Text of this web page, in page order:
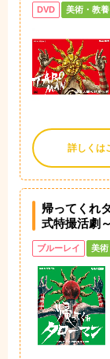
DVD 美術・教養
詳しくは
帰ってくれ
式特撮活劇
ブルーレイ 美術